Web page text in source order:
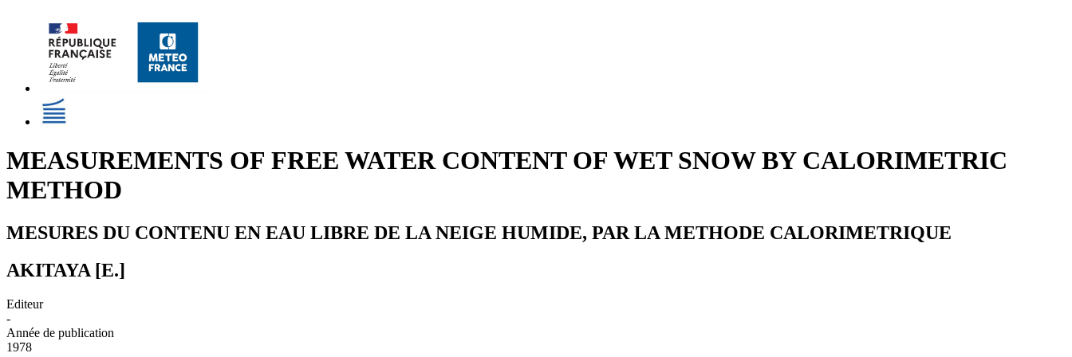
MEASUREMENTS OF FREE WATER CONTENT OF WET SNOW BY CALORIMETRIC
METHOD
MESURES DU CONTENU EN EAU LIBRE DE LA NEIGE HUMIDE, PAR LA METHODE CALORIMETRIQUE
AKITAYA [E.]
Editeur
-
Année de publication
1978